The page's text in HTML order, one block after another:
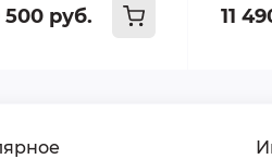
500 руб. 11